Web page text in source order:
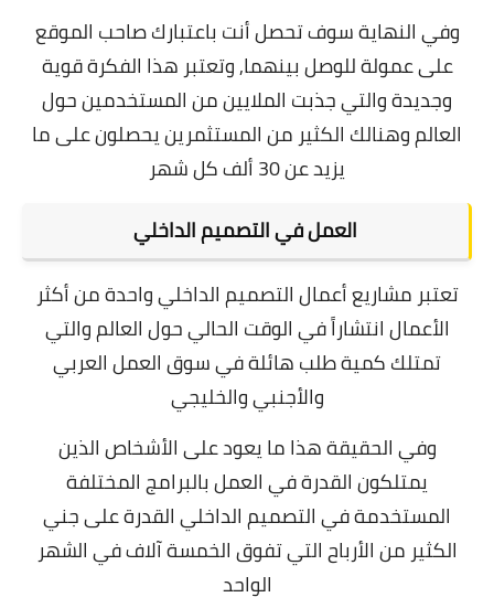
وفي النهاية سوف تحصل أنت باعتبارك صاحب الموقع
على عمولة للوصل بينهما, وتعتبر هذا الفكرة قوية
وجديدة والتي جذبت الملايين من المستخدمين حول
العالم وهنالك الكثير من المستثمرين يحصلون على ما
يزيد عن 30 ألف كل شهر
العمل في التصميم الداخلي
تعتبر مشاريع أعمال التصميم الداخلي واحدة من أكثر
الأعمال انتشاراً في الوقت الحالي حول العالم والتي
تمتلك كمية طلب هائلة في سوق العمل العربي
والأجنبي والخليجي
وفي الحقيقة هذا ما يعود على الأشخاص الذين
يمتلكون القدرة في العمل بالبرامج المختلفة
المستخدمة في التصميم الداخلي القدرة على جني
الكثير من الأرباح التي تفوق الخمسة آلاف في الشهر
الواحد